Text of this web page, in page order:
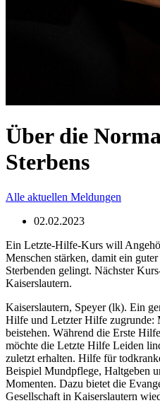
Über die
Sterbens
Alle aktuellen Meldungen
02.02.2023
Ein Letzte-Hilfe-Kurs will
Menschen stärken, damit ein
Sterbenden gelingt. Nächster
Kaiserslautern.
Kaiserslautern, Speyer (lk). Ein
Hilfe und Letzter Hilfe zugrunde:
beistehen. Während die Erste
möchte die Letzte Hilfe Leiden
zuletzt erhalten. Hilfe für
Beispiel Mundpflege, Haltgeben
Momenten. Dazu bietet die
Gesellschaft in Kaiserslautern